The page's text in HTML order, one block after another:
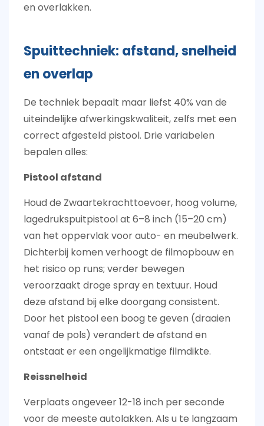
en overlakken.
Spuittechniek: afstand, snelheid
en overlap
De techniek bepaalt maar liefst 40% van de
uiteindelijke afwerkingskwaliteit, zelfs met een
correct afgesteld pistool. Drie variabelen
bepalen alles:
Pistool afstand
Houd de Zwaartekrachttoevoer, hoog volume,
lagedrukspuitpistoolat 6–8 inch (15–20 cm)
van het oppervlak voor auto- en meubelwerk.
Dichterbij komen verhoogt de filmopbouw en
het risico op runs; verder bewegen
veroorzaakt droge spray en textuur. Houd
deze afstand bij elke doorgang consistent.
Door het pistool een boog te geven (draaien
vanaf de pols) verandert de afstand en
ontstaat er een ongelijkmatige filmdikte.
Reissnelheid
Verplaats ongeveer12-18 inch per seconde
voor de meeste autolakken. Als u te langzaam